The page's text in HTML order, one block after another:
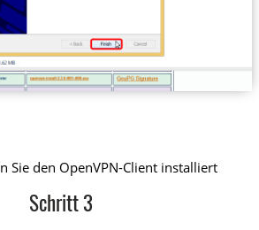
Sie den OpenVPN-Client installiert
Schritt 3